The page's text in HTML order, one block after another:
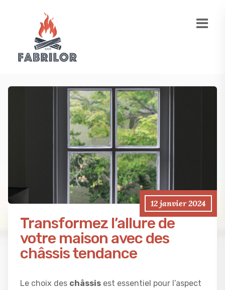
12 janvier 2024
Transformez l’allure de
votre maison avec des
châssis tendance
Le choix des châssis est essentiel pour l’aspect